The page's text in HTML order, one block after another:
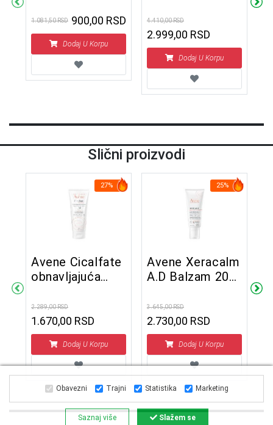
kapsula
1.081,50 RSD 900,00 RSD
Dodaj U Korpu
4.410,00 RSD
2.999,00 RSD
Dodaj U Korpu
Slični proizvodi
27%
Avene Cicalfate
obnavljajuća
100ml
2.289,00 RSD
1.670,00 RSD
Dodaj U Korpu
25%
Avene Xeracalm
A.D Balzam 200
3.645,00 RSD
2.730,00 RSD
Dodaj U Korpu
Obavezni Trajni Statistika Marketing
Saznaj više Slažem se